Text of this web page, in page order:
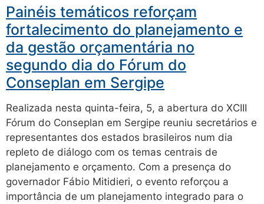
Painéis temáticos reforçam
fortalecimento do planejamento e
da gestão orçamentária no
segundo dia do Fórum do
Conseplan em Sergipe
Realizada nesta quinta-feira, 5, a abertura do XCIII
Fórum do Conseplan em Sergipe reuniu secretários e
representantes dos estados brasileiros num dia
repleto de diálogo com os temas centrais de
planejamento e orçamento. Com a presença do
governador Fábio Mitidieri, o evento reforçou a
importância de um planejamento integrado para o